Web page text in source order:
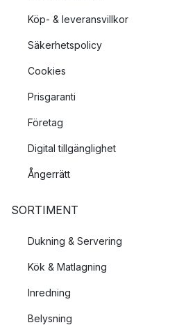
Köp- & leveransvillkor
Säkerhetspolicy
Cookies
Prisgaranti
Företag
Digital tillgänglighet
Ångerrätt
SORTIMENT
Dukning & Servering
Kök & Matlagning
Inredning
Belysning